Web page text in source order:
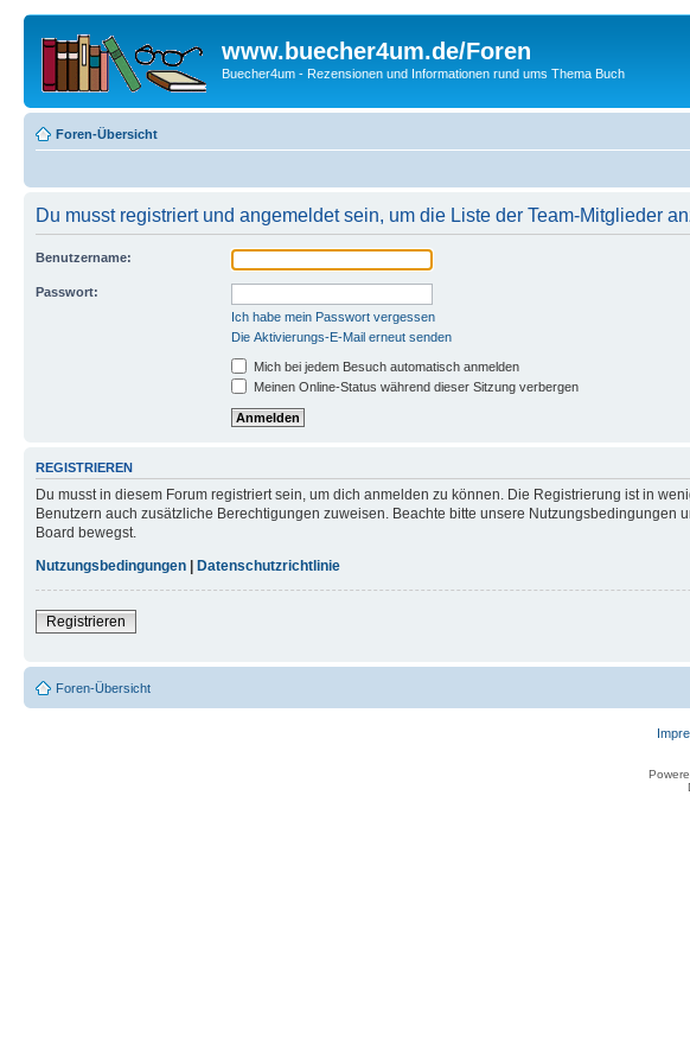
www.buecher4um.de/Foren
Buecher4um - Rezensionen und Informationen rund ums Thema Buch
Foren-Übersicht
Du musst registriert und angemeldet sein, um die Liste der Team-Mitglieder
Benutzername:
Passwort:
Ich habe mein Passwort vergessen
Die Aktivierungs-E-Mail erneut senden
Mich bei jedem Besuch automatisch anmelden
Meinen Online-Status während dieser Sitzung verbergen
REGISTRIEREN
Du musst in diesem Forum registriert sein, um dich anmelden zu können. Die Registrierung ist in
Benutzern auch zusätzliche Berechtigungen zuweisen. Beachte bitte unsere
Board bewegst.
Nutzungsbedingungen
Datenschutzrichtlinie
Registrieren
Foren-Übersicht